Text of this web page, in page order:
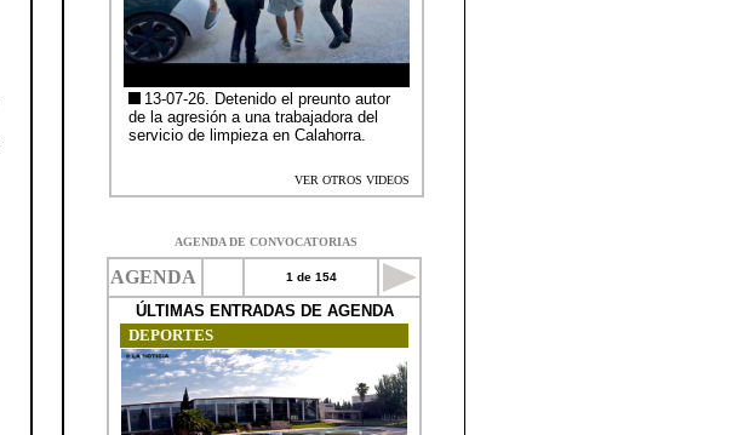
AGENDA DE CONVOCATORIAS